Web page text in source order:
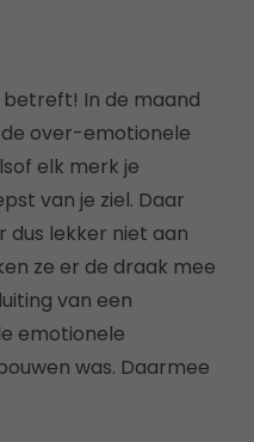
betreft! In de maand
over-emotionele
elk merk je
van je ziel. Daar
dus lekker niet aan
ze er de draak mee
van een
emotionele
was. Daarmee